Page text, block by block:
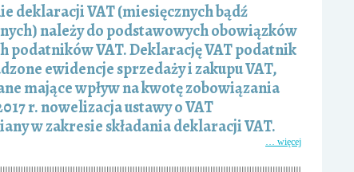
deklaracji VAT (miesięcznych bądź
należy do podstawowych obowiązków
podatników VAT. Deklarację VAT podatnik
ewidencje sprzedaży i zakupu VAT,
mające wpływ na kwotę zobowiązania
r. nowelizacja ustawy o VAT
w zakresie składania deklaracji VAT.
… więcej